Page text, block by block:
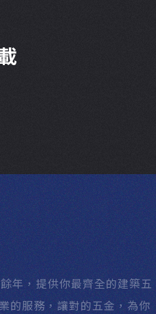
年，提供你最齊全的建築五
的服務，讓對的五金，為你